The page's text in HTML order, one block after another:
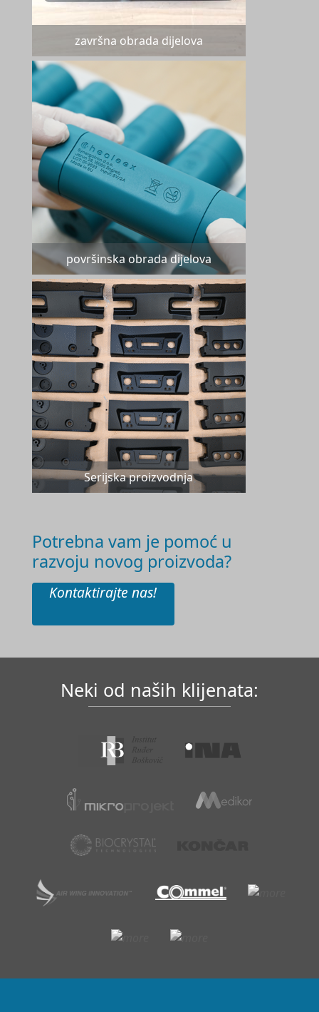
završna obrada dijelova
površinska obrada dijelova
Serijska proizvodnja
Potrebna vam je pomoć u
razvoju novog proizvoda?
Kontaktirajte nas!
Neki od naših klijenata: